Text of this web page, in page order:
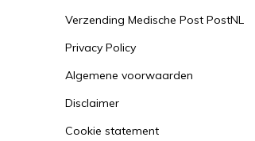
Verzending Medische Post PostNL
Privacy Policy
Algemene voorwaarden
Disclaimer
Cookie statement